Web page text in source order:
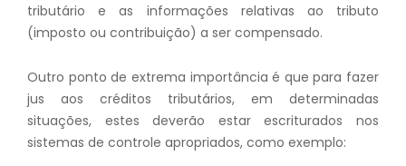
tributário e as informações relativas ao tributo
(imposto ou contribuição) a ser compensado.
Outro ponto de extrema importância é que para fazer
jus aos créditos tributários, em determinadas
situações, estes deverão estar escriturados nos
sistemas de controle apropriados, como exemplo: